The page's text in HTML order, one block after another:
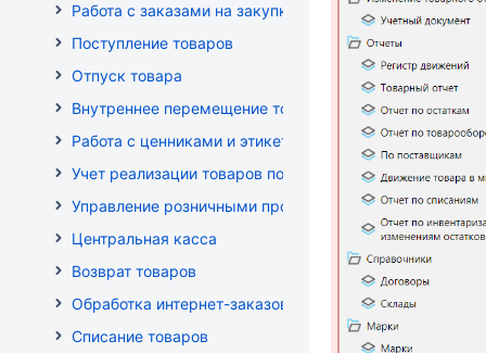
Работа с заказами на закупку
Поступление товаров
Отпуск товара
Внутреннее перемещение товаров
Работа с ценниками и этикетками
Учет реализации товаров по кассе
Управление розничными продажами
Центральная касса
Возврат товаров
Обработка интернет-заказов
Списание товаров